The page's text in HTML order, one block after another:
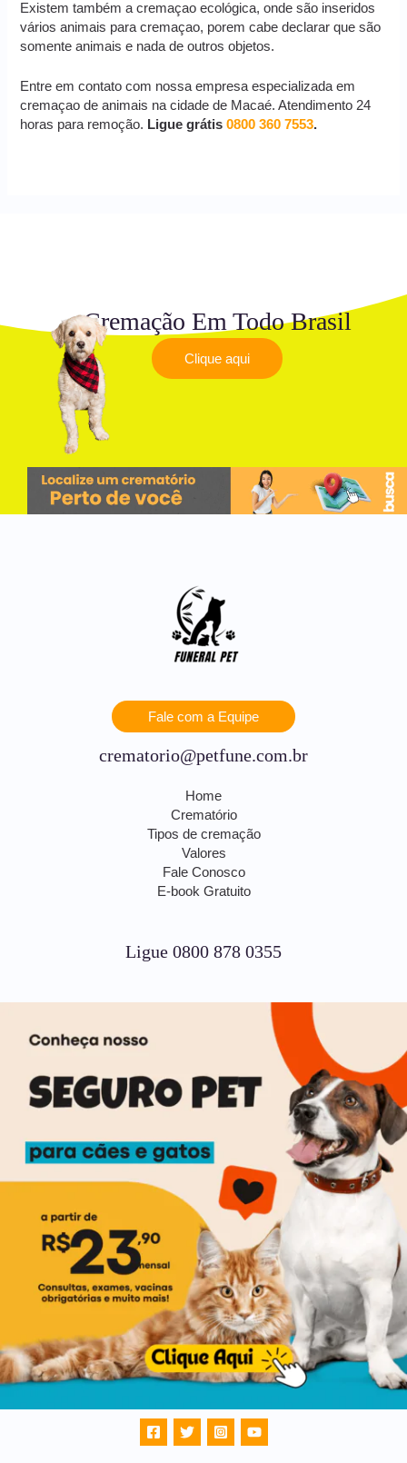
Existem também a cremaçao ecológica, onde são inseridos
vários animais para cremaçao, porem cabe declarar que são
somente animais e nada de outros objetos.
Entre em contato com nossa empresa especializada em
cremaçao de animais na cidade de Macaé. Atendimento 24
horas para remoção. Ligue grátis0800 360 7553.
Cremação Em Todo Brasil
Clique aqui
Fale com a Equipe
crematorio@petfune.com.br
Home
Crematório
Tipos de cremação
Valores
Fale Conosco
E-book Gratuito
Ligue 0800 878 0355